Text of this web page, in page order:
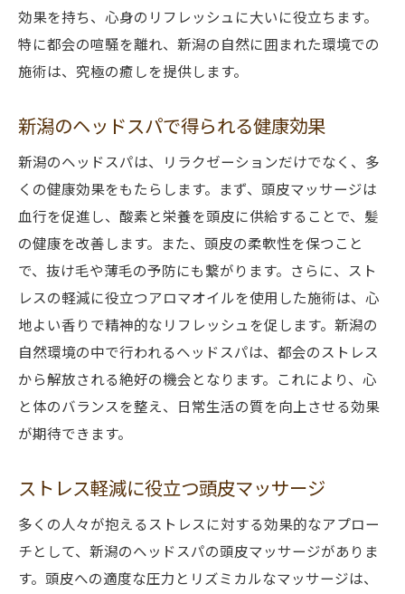
効果を持ち、心身のリフレッシュに大いに役立ちます。
特に都会の喧騒を離れ、新潟の自然に囲まれた環境での
施術は、究極の癒しを提供します。
新潟のヘッドスパで得られる健康効果
新潟のヘッドスパは、リラクゼーションだけでなく、多
くの健康効果をもたらします。まず、頭皮マッサージは
血行を促進し、酸素と栄養を頭皮に供給することで、髪
の健康を改善します。また、頭皮の柔軟性を保つこと
で、抜け毛や薄毛の予防にも繋がります。さらに、スト
レスの軽減に役立つアロマオイルを使用した施術は、心
地よい香りで精神的なリフレッシュを促します。新潟の
自然環境の中で行われるヘッドスパは、都会のストレス
から解放される絶好の機会となります。これにより、心
と体のバランスを整え、日常生活の質を向上させる効果
が期待できます。
ストレス軽減に役立つ頭皮マッサージ
多くの人々が抱えるストレスに対する効果的なアプロー
チとして、新潟のヘッドスパの頭皮マッサージがありま
す。頭皮への適度な圧力とリズミカルなマッサージは、